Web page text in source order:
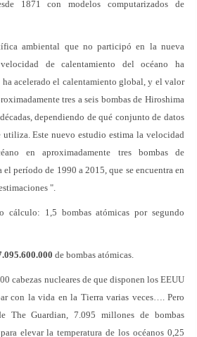
1871 con modelos computarizados de
ambiental que no participó en la nueva
de calentamiento del océano ha
ha acelerado el calentamiento global, y el valor
tres a seis bombas de Hiroshima
dependiendo de qué conjunto de datos
Este nuevo estudio estima la velocidad
en aproximadamente tres bombas de
período de 1990 a 2015, que se encuentra en
".
cálculo: 1,5 bombas atómicas por segundo
de bombas atómicas.
cabezas nucleares de que disponen los EEUU
con la vida en la Tierra varias veces…. Pero
The Guardian, 7.095 millones de bombas
elevar la temperatura de los océanos 0,25